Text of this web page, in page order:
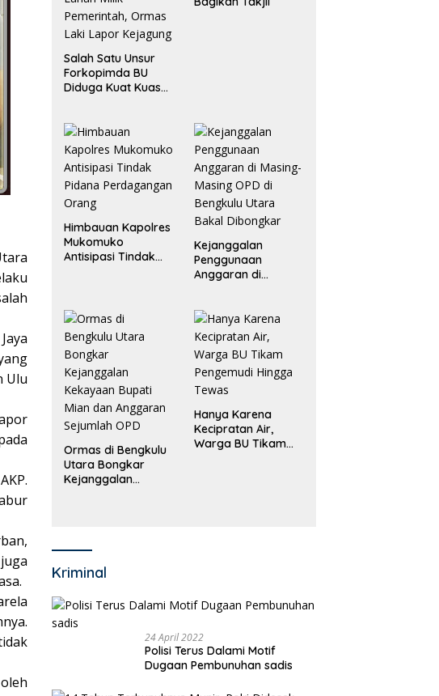
Ulu
Salah Satu Unsur
Forkopimda BU
Diduga Kuat Kuasai
Laki Lapor
Kejagung
Himbauan Kapolres
Mukomuko
Antisipasi Tindak
Kejanggalan
Penggunaan
Anggaran di
Bakal Dibongkar
Ormas di Bengkulu
Utara Bongkar
Kejanggalan
Hanya Karena
Kecipratan Air,
Warga BU Tikam
Kriminal
24 April 2022
Polisi Terus Dalami Motif
Dugaan Pembunuhan sadis